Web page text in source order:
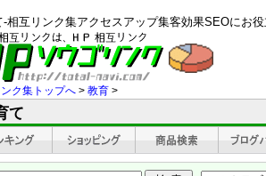
-相互リンク集アクセスアップ集客効果SEOにお
ク集トップへ > 教育 >
て